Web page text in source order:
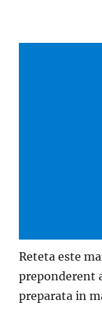
Reteta este
preponderent
preparata in